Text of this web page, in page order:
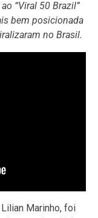
“Viral 50 Brazil”
bem posicionada
no Brasil.
Marinho, foi